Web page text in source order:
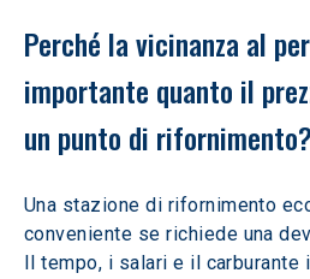
Perché la vicinanza al
importante quanto il
un punto di rifornimento?
Una stazione di rifornimento
conveniente se richiede una
Il tempo, i salari e il carburante